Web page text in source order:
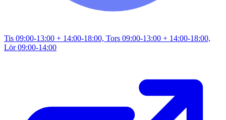
Tis 09:00-13:00 + 14:00-18:00, Tors 09:00-13:00 + 14:00-18:00,
Lör 09:00-14:00